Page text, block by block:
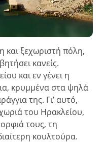
και ξεχωριστή πόλη,
κανείς.
και εν γένει η
κρυμμένα στα ψηλά
της. Γι’ αυτό,
του Ηρακλείου,
τους, τη
κουλτούρα.